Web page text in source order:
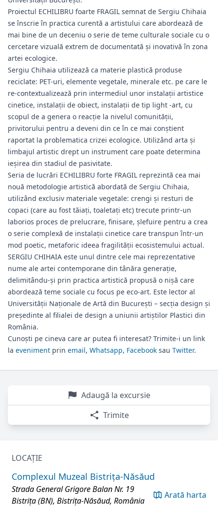
Proiectul ECHILIBRU foarte FRAGIL semnat de Sergiu Chihaia
se înscrie în practica curentă a artistului care abordează de
mai bine de un deceniu o serie de teme culturale sociale cu o
cercetare vizuală extrem de documentată și inovativă în zona
artei ecologice.
Sergiu Chihaia utilizează ca materie plastică produse
reciclate: PET-uri, elemente vegetale, minerale etc. pe care le
re-contextualizează prin intermediul unor instalații artistice
cinetice, instalații de obiect, instalații de tip light -art, cu
scopul de a genera o reacție la nivelul comunității,
privitorului pentru a deveni din ce în ce mai conștient
raportat la problematica crizei ecologice. Utilizând arta și
limbajul artistic drept un instrument care poate determina
ieșirea din stadiul de pasivitate.
Seria de lucrări ECHILIBRU forte FRAGIL reprezintă cea mai
nouă metodologie artistică abordată de Sergiu Chihaia,
utilizând exclusiv materiale vegetale: crengi și resturi de
copaci (care au fost tăiați, toaletați etc) trecute printr-un
laborios proces de prelucrare, finisare, șlefuire pentru a crea
o serie complexă de instalații cinetice care transpun într-un
mod poetic, metaforic ideea fragilității ecosistemului actual.
SERGIU CHIHAIA este unul dintre cele mai reprezentative
nume ale artei contemporane din tânăra generație,
delimitându-și prin practica artistică propusă o nișă care
abordează teme sociale cu focus pe eco-art. Este lector al
Universității Naționale de Artă din București – secția design și
președinte al filialei de design a uniunii artiștilor Plastici din
România.
Cunoști pe cineva care ar putea fi interesat? Trimite-i un link
la eveniment prin email, Whatsapp, Facebook sau Twitter.
Adaugă la excursie
Trimite
LOCAȚIE
Complexul Muzeal Bistrița-Năsăud
Strada General Grigore Balan Nr. 19
Bistrița (BN), Bistrița-Năsăud, România
Arată harta